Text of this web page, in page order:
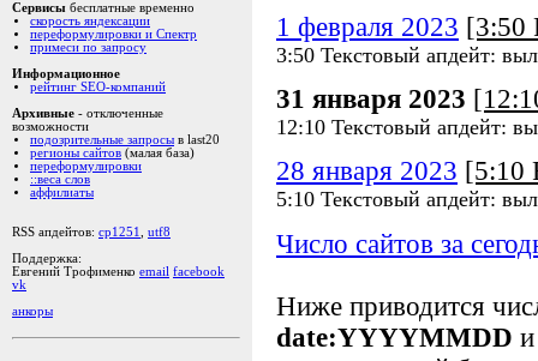
Сервисы бесплатные временно
скорость яндексации
переформулировки и Спектр
примеси по запросу
Информационное
рейтинг SEO-компаний
Архивные - отключенные
возможности
подозрительные запросы в last20
регионы сайтов (малая база)
переформулировки
::веса слов
аффилиаты
RSS апдейтов: cp1251
utf8
Поддержка:
Евгений Трофименко email facebook
vk
анкоры
1 февраля 2023 [3:50
3:50 Текстовый апдейт:
31 января 2023
12:10 Текстовый апдейт:
28 января 2023 [5:10
5:10 Текстовый апдейт:
Число сайтов за
Ниже приводится
date:YYYYMMDD